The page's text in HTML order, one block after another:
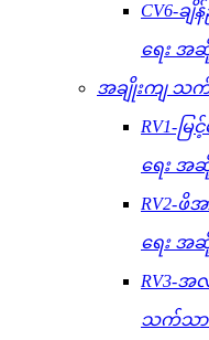
CV6-ခ
ရေး အဆို့
အချိုးကျ သက်
RV1-မ
ရေး အဆို့
RV2-
ရေး အဆို့
RV3-
သက်သာ